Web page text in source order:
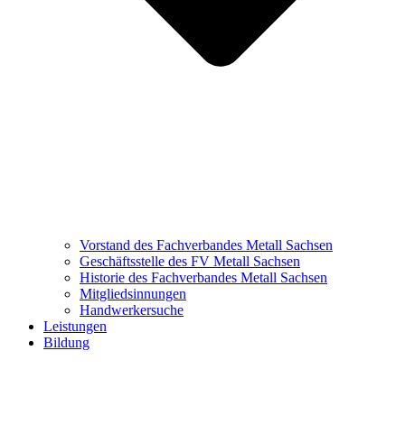
Vorstand des Fachverbandes Metall Sachsen
Geschäftsstelle des FV Metall Sachsen
Historie des Fachverbandes Metall Sachsen
Mitgliedsinnungen
Handwerkersuche
Leistungen
Bildung